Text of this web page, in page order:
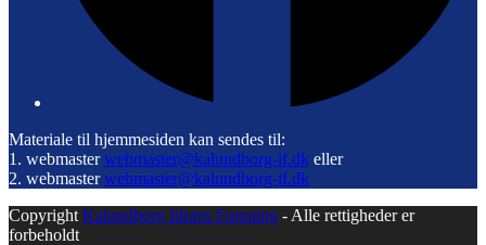
Materiale til hjemmesiden kan sendes til:
1. webmasterwebmaster@kalundborg-if.dk eller
2. webmasterwebmaster@kalundborg-if.dk
Copyright Kalundborg Idræts Forening - Alle rettigheder er
forbeholdt